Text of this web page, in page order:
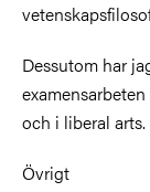
Dessutom har
och i liberal arts.
Övrigt